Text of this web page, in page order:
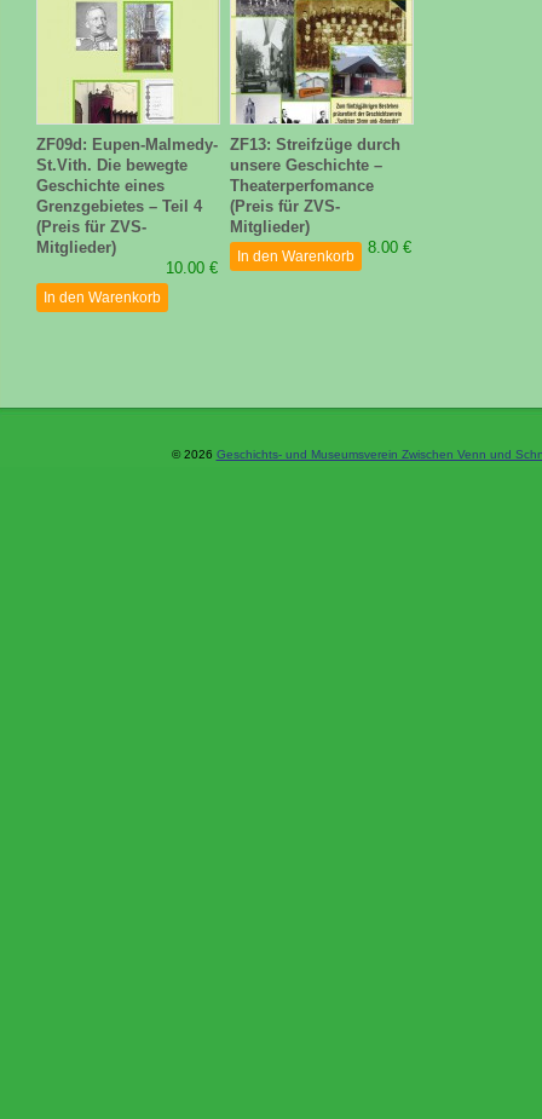
ZF09d: Eupen-Malmedy-
St.Vith. Die bewegte
Geschichte eines
Grenzgebietes – Teil 4
(Preis für ZVS-
Mitglieder)
10.00 €
In den Warenkorb
ZF13: Streifzüge durch
unsere Geschichte –
Theaterperfomance
(Preis für ZVS-
Mitglieder)
8.00 €
In den Warenkorb
© 2026 Geschichts- und Museumsverein Zwischen Venn und